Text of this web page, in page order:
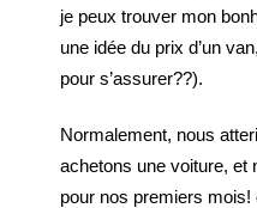
je peux trouver mon
une idée du prix d’un
pour s’assurer??).
Normalement, nous
achetons une voiture, et
pour nos premiers mois!